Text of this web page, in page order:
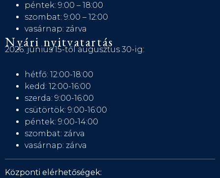
péntek: 9:00 – 18:00
szombat: 9:00 – 12:00
vasárnap: zárva
Nyári nyitvatartás
2026. június 15-től augusztus 30-ig:
hétfő: 12:00-18:00
kedd: 12:00-16:00
szerda: 9:00-16:00
csütörtök: 9:00-16:00
péntek: 9:00-14:00
szombat: zárva
vasárnap: zárva
Központi elérhetőségek: